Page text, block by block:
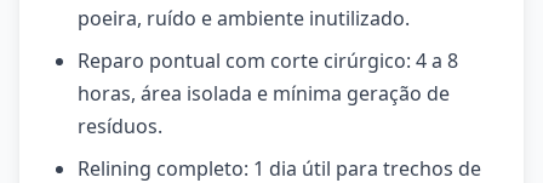
poeira, ruído e ambiente inutilizado.
Reparo pontual com corte cirúrgico: 4 a 8
horas, área isolada e mínima geração de
resíduos.
Relining completo: 1 dia útil para trechos de